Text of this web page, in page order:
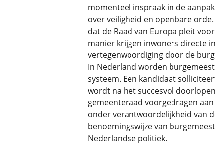
momenteel inspraak in de
over veiligheid en openbare
dat de Raad van Europa pleit
manier krijgen inwoners directe
vertegenwoordiging door de
In Nederland worden
systeem. Een kandidaat
wordt na het succesvol
gemeenteraad voorgedragen
onder verantwoordelijkheid van
benoemingswijze van
Nederlandse politiek.